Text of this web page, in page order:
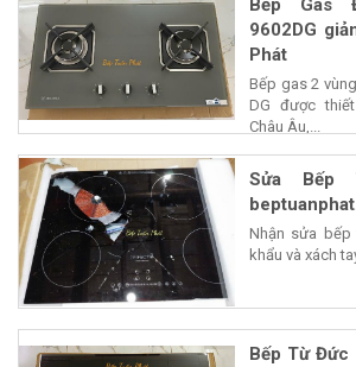
Bếp Gas
9602DG
Phát
Bếp gas 2
DG được
Châu Âu,...
Sửa
Nhận sửa
khẩu và xách
Bếp Từ Đức